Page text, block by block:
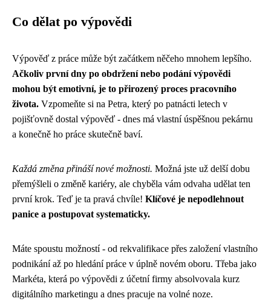
Co dělat po výpovědi
Výpověď z práce může být začátkem něčeho mnohem lepšího.
Ačkoliv první dny po obdržení nebo podání výpovědi
mohou být emotivní, je to přirozený proces pracovního
života. Vzpomeňte si na Petra, který po patnácti letech v
pojišťovně dostal výpověď - dnes má vlastní úspěšnou pekárnu
a konečně ho práce skutečně baví.
Každá změna přináší nové možnosti. Možná jste už delší dobu
přemýšleli o změně kariéry, ale chyběla vám odvaha udělat ten
první krok. Teď je ta pravá chvíle! Klíčové je nepodlehnout
panice a postupovat systematicky.
Máte spoustu možností - od rekvalifikace přes založení vlastního
podnikání až po hledání práce v úplně novém oboru. Třeba jako
Markéta, která po výpovědi z účetní firmy absolvovala kurz
digitálního marketingu a dnes pracuje na volné noze.